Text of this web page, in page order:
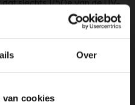
Over
van cookies
je voor 98%
gemaakt van duurzaam en